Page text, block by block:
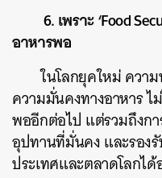
6. เพราะ ‘Food
อาหารพอ
ในโลกยุคใหม่ ควา
ความมั่นคงทางอาหาร
พออีกต่อไป แต่รวมถึงก
อุปทานที่มั่นคง และรอง
ประเทศและตลาดโลกได้